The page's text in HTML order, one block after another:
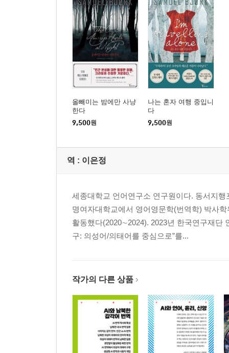
올빼미는 밤에만 사냥
한다
9,500원
나는 혼자 여행 중입니
다
9,500원
역 : 이은정
세종대학교 언어연구소 연구원이다. 동서지
명여자대학교에서 영어영문학(번역학) 박사
활동했다(2020∼2024). 2023년 한국연구재단
구: 의성어/의태어를 중심으로”를...
작가의 다른 상품